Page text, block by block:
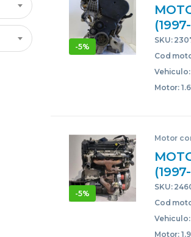
-5%
– 88
SKU:
Cod
Vehiculo:
Motor:
-5%
Motor
KW
SKU:
Cod
Motor: